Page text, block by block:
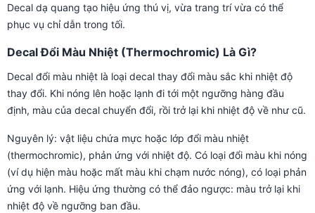
Decal dạ quang tạo hiệu ứng thú vị, vừa trang trí vừa có thể
phục vụ chỉ dẫn trong tối.
Decal Đổi Màu Nhiệt (Thermochromic) Là Gì?
Decal đổi màu nhiệt là loại decal thay đổi màu sắc khi nhiệt độ
thay đổi. Khi nóng lên hoặc lạnh đi tới một ngưỡng hàng đầu
định, màu của decal chuyển đổi, rồi trở lại khi nhiệt độ về như cũ.
Nguyên lý: vật liệu chứa mực hoặc lớp đổi màu nhiệt
(thermochromic), phản ứng với nhiệt độ. Có loại đổi màu khi nóng
(ví dụ hiện màu hoặc mất màu khi chạm nước nóng), có loại phản
ứng với lạnh. Hiệu ứng thường có thể đảo ngược: màu trở lại khi
nhiệt độ về ngưỡng ban đầu.